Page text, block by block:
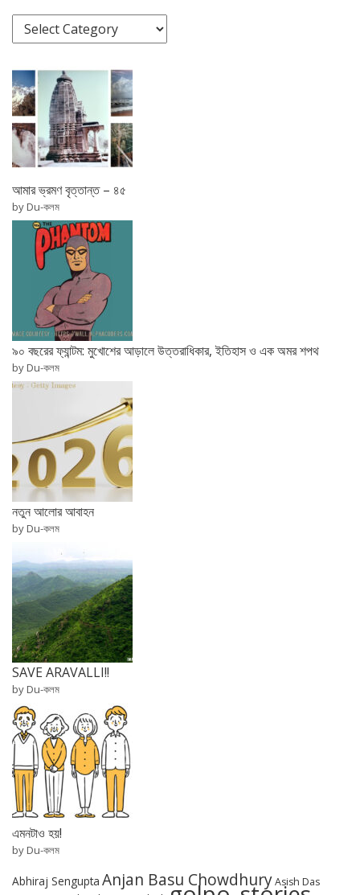
আমার ভ্রমণ বৃত্তান্ত – ৪৫
by Du-কলম
৯০ বছরের ফ্যান্টম: মুখোশের আড়ালে উত্তরাধিকার, ইতিহাস ও এক অমর শপথ
by Du-কলম
নতুন আলোর আবাহন
by Du-কলম
SAVE ARAVALLI!!
by Du-কলম
এমনটাও হয়!
by Du-কলম
Abhiraj Sengupta Anjan Basu ChowdhuryAsish Das